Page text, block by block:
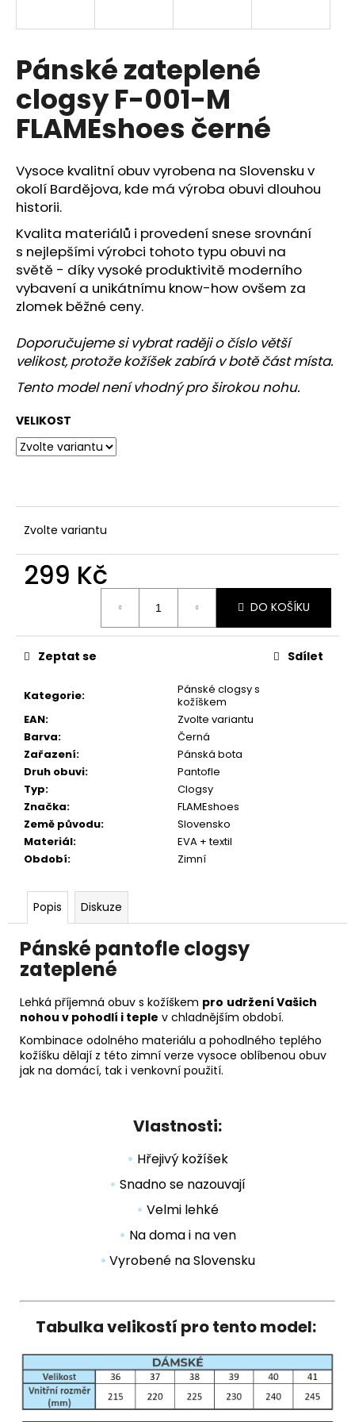
Pánské zateplené
clogsy F-001-M
FLAMEshoes černé
Vysoce kvalitní obuv vyrobena na Slovensku v
okolí Bardějova, kde má výroba obuvi dlouhou
historii.
Kvalita materiálů i provedení snese srovnání
s nejlepšími výrobci tohoto typu obuvi na
světě - díky vysoké produktivitě moderního
vybavení a unikátnímu know-how ovšem za
zlomek běžné ceny.
Doporučujeme si vybrat raději o číslo větší
velikost, protožekožíšek zabírá v botě část místa.
Tento model není vhodný pro širokou nohu.
VELIKOST
Zvolte variantu
299 Kč
DO KOŠÍKU
Kategorie:
Pánské clogsy s
kožíškem
EAN:
Zvolte variantu
Barva:
Černá
Zařazení:
Pánská bota
Druh obuvi:
Pantofle
Typ:
Clogsy
Značka:
FLAMEshoes
Země původu:
Slovensko
Materiál:
EVA + textil
Období: Zimní
Zeptat se Sdílet
Popis Diskuze
Pánské pantofle clogsy
zateplené
Lehká příjemná obuv s kožíškem pro udržení Vašich
nohou v pohodlí i teple v chladnějším období.
Kombinace odolného materiálu a pohodlného teplého
kožíšku dělají z této zimní verze vysoce oblíbenou obuv
jak na domácí, tak i venkovní použití.
Vlastnosti:
• Hřejivý kožíšek
• Snadno se nazouvají
• Velmi lehké
• Na doma i na ven
• Vyrobené na Slovensku
Tabulka velikostí pro tento model:
í
t
?
HLEDAT
D
o
p
o
u
č
j
m
e